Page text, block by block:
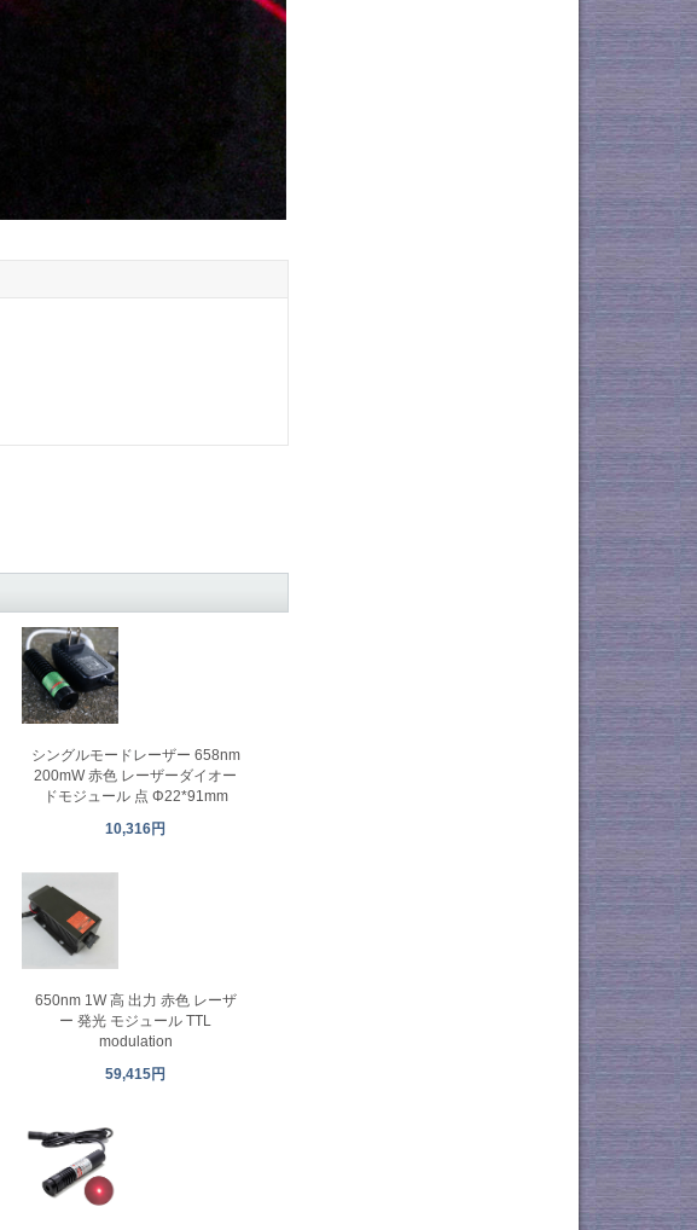
シングルモードレーザー 658nm
200mW 赤色 レーザーダイオー
ドモジュール 点 Φ22*91mm
10,316円
650nm 1W 高 出力 赤色 レーザ
ー 発光 モジュール TTL
modulation
59,415円